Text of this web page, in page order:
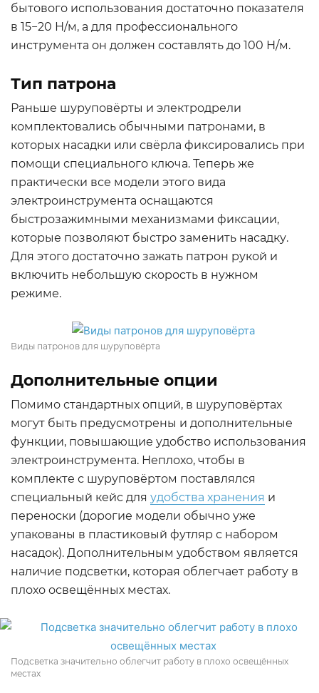
бытового использования достаточно показателя
в 15−20 Н/м, а для профессионального
инструмента он должен составлять до 100 Н/м.
Тип патрона
Раньше шуруповёрты и электродрели
комплектовались обычными патронами, в
которых насадки или свёрла фиксировались при
помощи специального ключа. Теперь же
практически все модели этого вида
электроинструмента оснащаются
быстрозажимными механизмами фиксации,
которые позволяют быстро заменить насадку.
Для этого достаточно зажать патрон рукой и
включить небольшую скорость в нужном
режиме.
Виды патронов для шуруповёрта
Дополнительные опции
Помимо стандартных опций, в шуруповёртах
могут быть предусмотрены и дополнительные
функции, повышающие удобство использования
электроинструмента. Неплохо, чтобы в
комплекте с шуруповёртом поставлялся
специальный кейс для удобства хранения и
переноски (дорогие модели обычно уже
упакованы в пластиковый футляр с набором
насадок). Дополнительным удобством является
наличие подсветки, которая облегчает работу в
плохо освещённых местах.
Подсветка значительно облегчит работу в плохо освещённых
местах